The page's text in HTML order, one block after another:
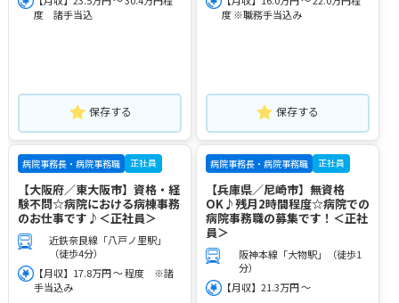
度 諸手当込
保存する
度 ※職務手当込み
保存する
病院事務長・病院事務職 正社員
【大阪府／東大阪市】資格・経
験不問☆病院における病棟事務
のお仕事です♪＜正社員＞
近鉄奈良線「八戸ノ里駅」
（徒歩4分）
【月収】17.8万円 ～ 程度 ※諸
手当込み
病院事務長・病院事務職 正社員
【兵庫県／尼崎市】無資格
OK♪残月2時間程度☆病院での
病院事務職の募集です！＜正社
員＞
阪神本線「大物駅」（徒歩1
分）
【月収】21.3万円 ～